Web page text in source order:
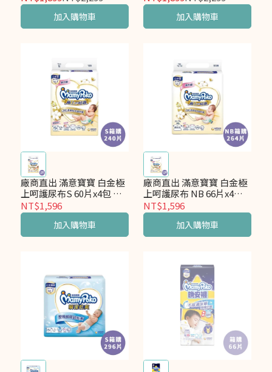
加入購物車 加入購物車
廠商直出 滿意寶寶 白金極
上呵護尿布S 60片x4包 箱
購
NT$1,596
加入購物車
廠商直出 滿意寶寶 白金極
上呵護尿布 NB 66片x4包
箱購
NT$1,596
加入購物車